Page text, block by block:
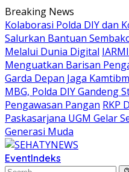
Skip
to
content
Breaking News
Kolaborasi Polda DIY dan
Salurkan Bantuan
Melalui Dunia Digital
Menguatkan Barisan
Garda Depan Jaga
MBG, Polda DIY Gandeng
Pengawasan Pangan RKP
Paskasarjana UGM Gelar
Generasi Muda
EventIndeks